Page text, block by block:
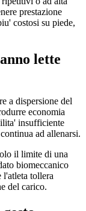
prestazione
costosi su piede,
lette
a dispersione del
economia
insufficiente
ad allenarsi.
il limite di una
biomeccanico
l'atleta tollera
del carico.